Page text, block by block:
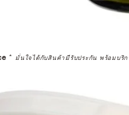
* มั่นใจได้กับสินค้ามีรับประกัน พร้อมบริ